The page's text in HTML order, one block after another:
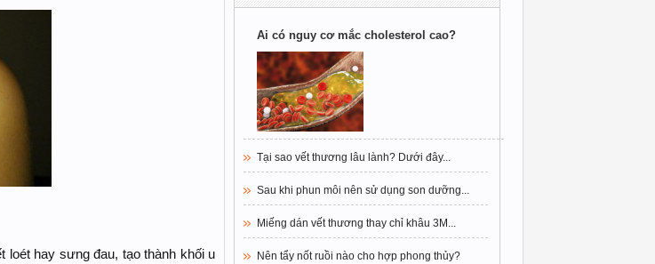
loét hay sưng đau, tạo thành khối u
Ai có nguy cơ mắc cholesterol cao?
Tại sao vết thương lâu lành? Dưới đây...
Sau khi phun môi nên sử dụng son dưỡng...
Miếng dán vết thương thay chỉ khâu 3M...
Nên tẩy nốt ruồi nào cho hợp phong thủy?